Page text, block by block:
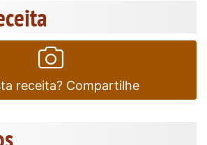
receita? Compartilhe